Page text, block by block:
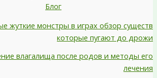
Блог
жуткие монстры в играх обзор существ
которые пугают до дрожи
влагалища после родов и методы его
лечения